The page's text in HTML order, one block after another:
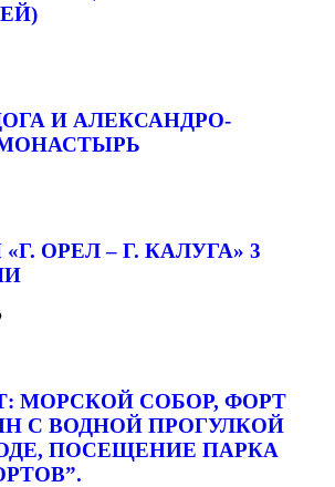
И АЛЕКСАНДРО-
ОРЕЛ – Г. КАЛУГА» 3
МОРСКОЙ СОБОР, ФОРТ
С ВОДНОЙ ПРОГУЛКОЙ
ПОСЕЩЕНИЕ ПАРКА